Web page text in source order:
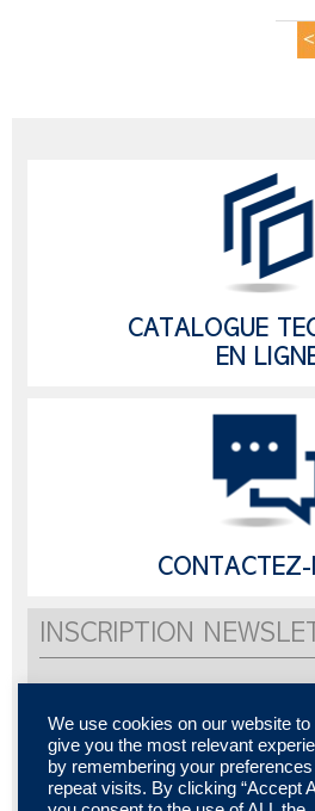
CATALOGUE
EN
INSCRIPTION
Vous souhaitez être informé de l'actualité
Inscrivez-vous pour recevoir notre
We use cookies on our website to
give you the most relevant
by remembering your preferences
repeat visits. By clicking “Accept